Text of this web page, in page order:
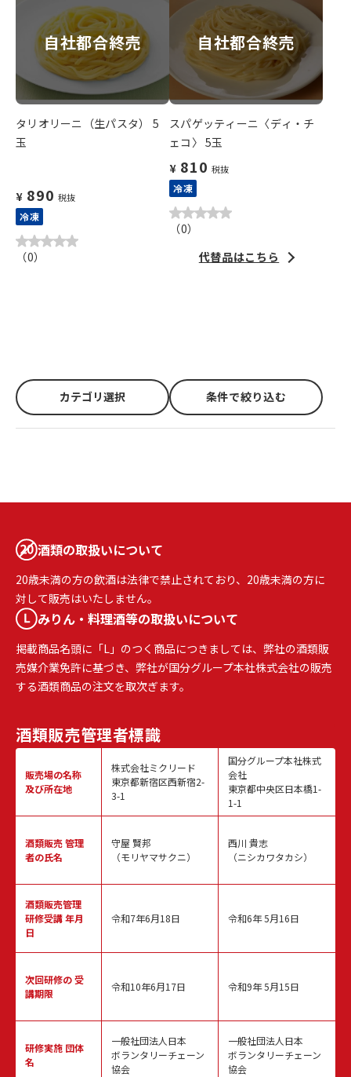
自社都合終売
タリオリーニ（生パスタ） 5
玉
¥ 890 税抜
冷凍
（0）
自社都合終売
スパゲッティーニ〈ディ・チ
ェコ〉 5玉
¥ 810 税抜
冷凍
（0）
代替品はこちら
カテゴリ選択 条件で絞り込む
酒類の取扱いについて
20歳未満の方の飲酒は法律で禁止されており、20歳未満の方に
対して販売はいたしません。
みりん・料理酒等の取扱いについて
掲載商品名頭に「L」のつく商品につきましては、弊社の酒類販
売媒介業免許に基づき、弊社が国分グループ本社株式会社の販売
する酒類商品の注文を取次ぎます。
酒類販売管理者標識
販売場の名称
及び所在地
酒類販売管理
者の氏名
酒類販売管理
研修受講 年月
日
次回研修の受
講期限
研修実施 団体
名
株式会社ミクリード
東京都新宿区西新宿2-
3-1
守屋 賢邦
（モリヤマサクニ）
令和7年6月18日
令和10年6月17日
一般社団法人日本
ボランタリーチェーン
協会
国分グループ本社株式
会社
東京都中央区日本橋1-
1-1
西川 貴志
（ニシカワタカシ）
令和6年 5月16日
令和9年 5月15日
一般社団法人日本
ボランタリーチェーン
協会